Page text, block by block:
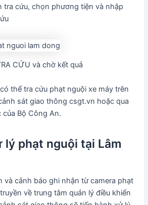
tra cứu, chọn phương tiện và nhập
CỨU và chờ kết quả
thể tra cứu phạt nguội xe máy trên
sát giao thông csgt.vn hoặc qua
Bộ Công An.
lý phạt nguội tại Lâm
và cảnh báo ghi nhận từ camera phạt
về trung tâm quản lý điều khiển